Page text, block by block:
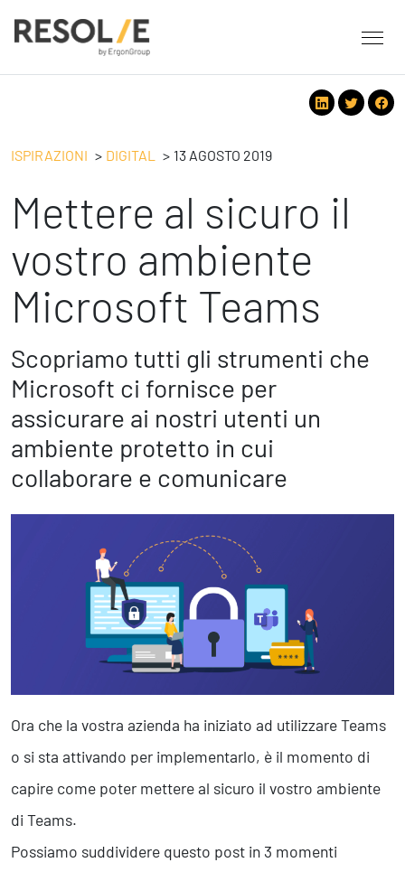
Servizi
People
Strategy
Future
Digital
Operation
Safety
Tecnologie
Eventi
Ispirazioni
Formazione
Contatti
People
Leadership
Benessere Organizzativo & Sostenibile
Performance Management
Strategy
Business Process Improvement
People & Process
Marketing Strategico
Finanza Strategica
231 Gestione Rischi
Future
Collaborative Design
Social Impacts
Digital
Modern Infrastructure
Produttività & Lavoro in Team
Sicurezza & Conformità
Business Intelligence, Analitiche e Intelligenza Artificiale
ISPIRAZIONI DIGITAL 13 AGOSTO 2019
Mettere al sicuro il
vostro ambiente
Microsoft Teams
Scopriamo tutti gli strumenti che
Microsoft ci fornisce per
assicurare ai nostri utenti un
ambiente protetto in cui
collaborare e comunicare
Ora che la vostra azienda ha iniziato ad utilizzare Teams
o si sta attivando per implementarlo, è il momento di
capire come poter mettere al sicuro il vostro ambiente
di Teams.
Possiamo suddividere questo post in 3 momenti